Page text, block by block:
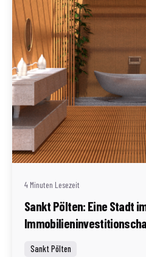
Geschrieben von
Redaktion
(AT)
4 Minuten Lesezeit
Sankt Pölten: Eine Stadt
Sankt Pölten